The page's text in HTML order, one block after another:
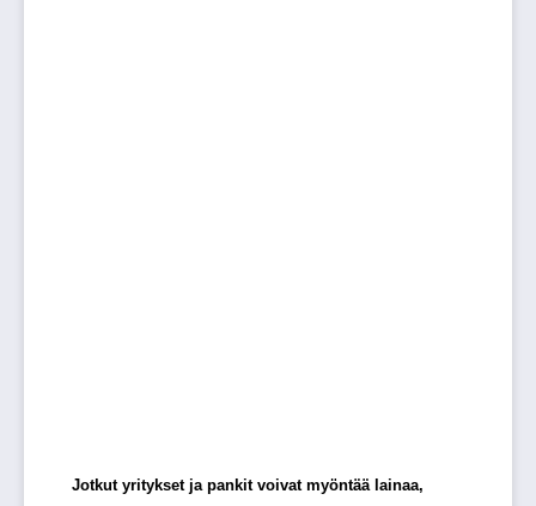
Jotkut yritykset ja pankit voivat myöntää lainaa,